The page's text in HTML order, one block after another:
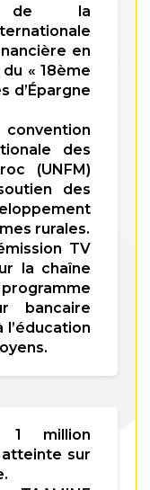
de la
en
« 18ème
d’Épargne
convention
des
(UNFM)
des
rurales.
TV
la chaîne
bancaire
l’éducation
million
sur